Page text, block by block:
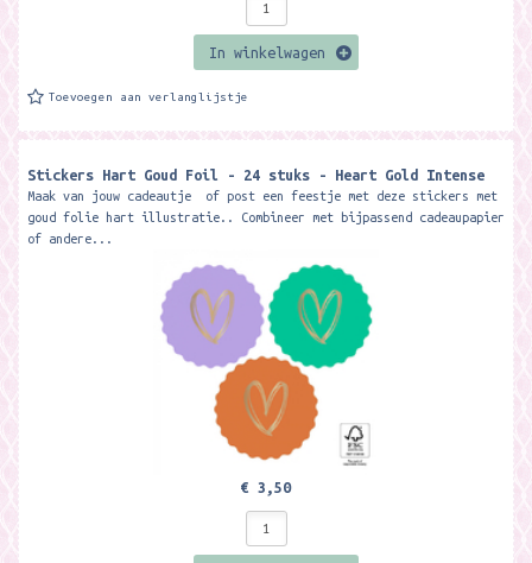
In winkelwagen
Toevoegen aan verlanglijstje
Stickers Hart Goud Foil - 24 stuks - Heart Gold Intense
Maak van jouw cadeautje of post een feestje met deze stickers met
goud folie hart illustratie.. Combineer met bijpassend cadeaupapier
of andere...
€ 3,50